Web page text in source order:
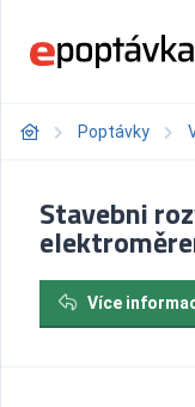
Poptávky
Stavebni
Více